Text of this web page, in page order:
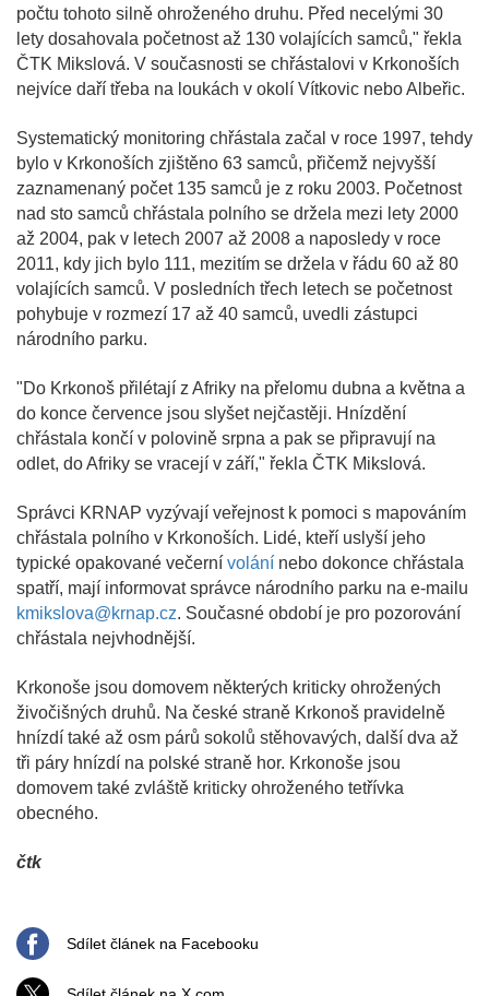
počtu tohoto silně ohroženého druhu. Před necelými 30
lety dosahovala početnost až 130 volajících samců," řekla
ČTK Mikslová. V současnosti se chřástalovi v Krkonoších
nejvíce daří třeba na loukách v okolí Vítkovic nebo Albeřic.
Systematický monitoring chřástala začal v roce 1997, tehdy
bylo v Krkonoších zjištěno 63 samců, přičemž nejvyšší
zaznamenaný počet 135 samců je z roku 2003. Početnost
nad sto samců chřástala polního se držela mezi lety 2000
až 2004, pak v letech 2007 až 2008 a naposledy v roce
2011, kdy jich bylo 111, mezitím se držela v řádu 60 až 80
volajících samců. V posledních třech letech se početnost
pohybuje v rozmezí 17 až 40 samců, uvedli zástupci
národního parku.
"Do Krkonoš přilétají z Afriky na přelomu dubna a května a
do konce července jsou slyšet nejčastěji. Hnízdění
chřástala končí v polovině srpna a pak se připravují na
odlet, do Afriky se vracejí v září," řekla ČTK Mikslová.
Správci KRNAP vyzývají veřejnost k pomoci s mapováním
chřástala polního v Krkonoších. Lidé, kteří uslyší jeho
typické opakované večerní volání nebo dokonce chřástala
spatří, mají informovat správce národního parku na e-mailu
kmikslova@krnap.cz. Současné období je pro pozorování
chřástala nejvhodnější.
Krkonoše jsou domovem některých kriticky ohrožených
živočišných druhů. Na české straně Krkonoš pravidelně
hnízdí také až osm párů sokolů stěhovavých, další dva až
tři páry hnízdí na polské straně hor. Krkonoše jsou
domovem také zvláště kriticky ohroženého tetřívka
obecného.
čtk
Sdílet článek na Facebooku